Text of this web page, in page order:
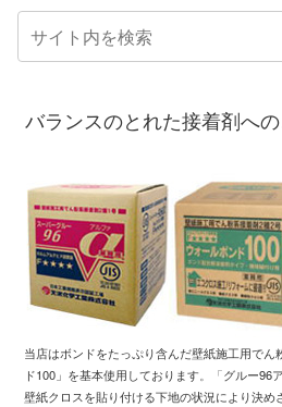
バランスのとれた接着剤への
当店はボンドをたっぷり含んだ壁紙施工用でん
ド100」 を基本使用しております 。「グルー96
壁紙クロスを貼り付ける下地の状況により決め